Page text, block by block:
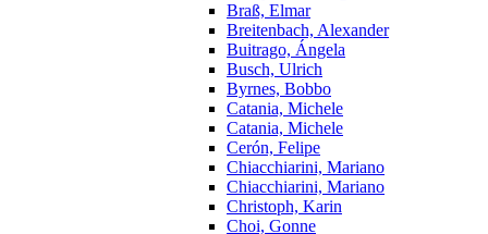
Braß, Elmar
Breitenbach, Alexander
Buitrago, Ángela
Busch, Ulrich
Byrnes, Bobbo
Catania, Michele
Catania, Michele
Cerón, Felipe
Chiacchiarini, Mariano
Chiacchiarini, Mariano
Christoph, Karin
Choi, Gonne